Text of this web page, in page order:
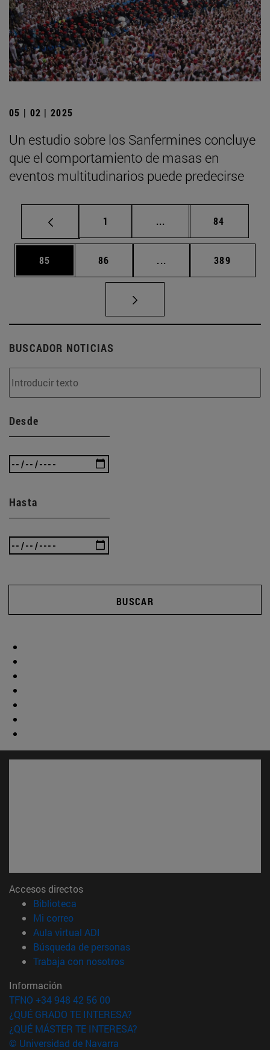
05 | 02 | 2025
Un estudio sobre los Sanfermines concluye
que el comportamiento de masas en
eventos multitudinarios puede predecirse
Página
1 ... Páginas intermedias
Página
84
Página
85 Página
86 ... Páginas intermedias
Página
389
BUSCADOR NOTICIAS
Desde
Hasta
BUSCAR
Accesos directos
Biblioteca
Mi correo(abre en nueva ventana)
Aula virtual ADI
Búsqueda de personas(abre en nueva ventana)
Trabaja con nosotros(abre en nueva ventana)
Información
TFNO +34 948 42 56 00
¿QUÉ GRADO TE INTERESA?
¿QUÉ MÁSTER TE INTERESA?
© Universidad de Navarra